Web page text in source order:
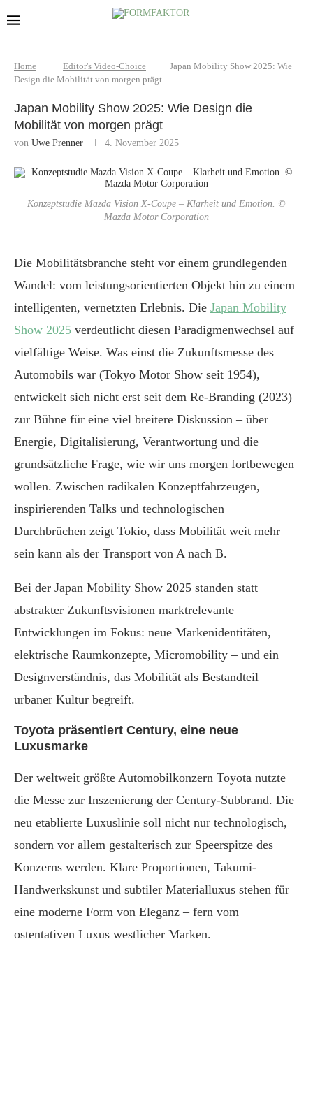
Home Editor's Video-Choice
Japan Mobility Show 2025: Wie
Design die Mobilität von morgen prägt
Japan Mobility Show 2025: Wie Design die
Mobilität von morgen prägt
von Uwe Prenner 4. November 2025
Konzeptstudie Mazda Vision X-Coupe – Klarheit und Emotion. ©
Mazda Motor Corporation
Die Mobilitätsbranche steht vor einem grundlegenden
Wandel: vom leistungsorientierten Objekt hin zu einem
intelligenten, vernetzten Erlebnis. Die Japan Mobility
Show 2025 verdeutlicht diesen Paradigmenwechsel auf
vielfältige Weise. Was einst die Zukunftsmesse des
Automobils war (Tokyo Motor Show seit 1954),
entwickelt sich nicht erst seit dem Re-Branding (2023)
zur Bühne für eine viel breitere Diskussion – über
Energie, Digitalisierung, Verantwortung und die
grundsätzliche Frage, wie wir uns morgen fortbewegen
wollen. Zwischen radikalen Konzeptfahrzeugen,
inspirierenden Talks und technologischen
Durchbrüchen zeigt Tokio, dass Mobilität weit mehr
sein kann als der Transport von A nach B.
Bei der Japan Mobility Show 2025 standen statt
abstrakter Zukunftsvisionen marktrelevante
Entwicklungen im Fokus: neue Markenidentitäten,
elektrische Raumkonzepte, Micromobility – und ein
Designverständnis, das Mobilität als Bestandteil
urbaner Kultur begreift.
Toyota präsentiert Century, eine neue
Luxusmarke
Der weltweit größte Automobilkonzern Toyota nutzte
die Messe zur Inszenierung der Century-Subbrand. Die
neu etablierte Luxuslinie soll nicht nur technologisch,
sondern vor allem gestalterisch zur Speerspitze des
Konzerns werden. Klare Proportionen, Takumi-
Handwerkskunst und subtiler Materialluxus stehen für
eine moderne Form von Eleganz – fern vom
ostentativen Luxus westlicher Marken.